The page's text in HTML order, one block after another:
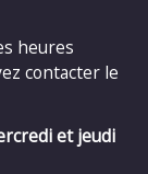
heures
contacter le
et jeudi